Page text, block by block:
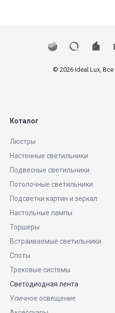
© 2026 Ideal Lux,
Коталог
Люстры
Настенные светильники
Подвесные светильники
Потолочные светильники
Подсветки картин и зеркал
Настольные лампы
Торшеры
Встраиваемые светильники
Споты
Трековые системы
Светодиодная лента
Уличное освещение